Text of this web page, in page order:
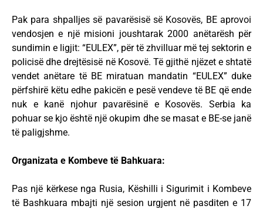
Pak para shpalljes së pavarësisë së Kosovës, BE aprovoi
vendosjen e një misioni joushtarak 2000 anëtarësh për
sundimin e ligjit: “EULEX”, për të zhvilluar më tej sektorin e
policisë dhe drejtësisë në Kosovë. Të gjithë njëzet e shtatë
vendet anëtare të BE miratuan mandatin “EULEX” duke
përfshirë këtu edhe pakicën e pesë vendeve të BE që ende
nuk e kanë njohur pavarësinë e Kosovës. Serbia ka
pohuar se kjo është një okupim dhe se masat e BE-se janë
të paligjshme.
Organizata e Kombeve të Bahkuara:
Pas një kërkese nga Rusia, Këshilli i Sigurimit i Kombeve
të Bashkuara mbajti një sesion urgjent në pasditen e 17